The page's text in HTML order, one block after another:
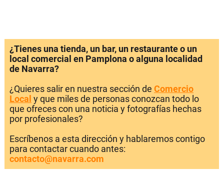
¿Tienes una tienda, un bar, un restaurante o un
local comercial en Pamplona o alguna localidad
de Navarra?
¿Quieres salir en nuestra sección de Comercio
Local y que miles de personas conozcan todo lo
que ofreces con una noticia y fotografías hechas
por profesionales?
Escríbenos a esta dirección y hablaremos contigo
para contactar cuando antes:
contacto@navarra.com